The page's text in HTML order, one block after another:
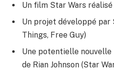
Un film Star Wars
Un projet développé par
Things, Free Guy)
Une potentielle
de Rian Johnson (Star